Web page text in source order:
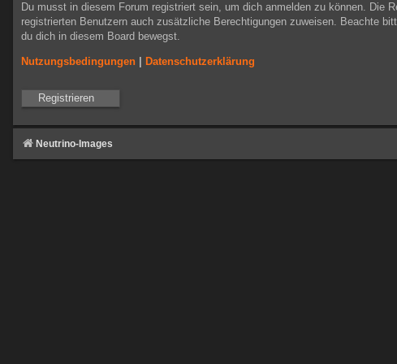
Du musst in diesem Forum registriert sein, um dich anmelden zu können. Die
registrierten Benutzern auch zusätzliche Berechtigungen zuweisen. Beachte
du dich in diesem Board bewegst.
Nutzungsbedingungen Datenschutzerklärung
Registrieren
Neutrino-Images